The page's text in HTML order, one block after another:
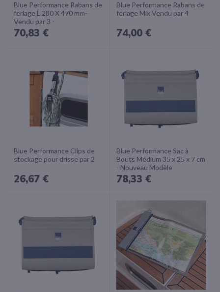
Blue Performance Rabans de
ferlage L 280 X 470 mm-
Vendu par 3 -
70,83 €
Blue Performance Rabans de
ferlage Mix Vendu par 4
74,00 €
Blue Performance Clips de
stockage pour drisse par 2
26,67 €
Blue Performance Sac à
Bouts Médium 35 x 25 x 7 cm
- Nouveau Modèle
78,33 €